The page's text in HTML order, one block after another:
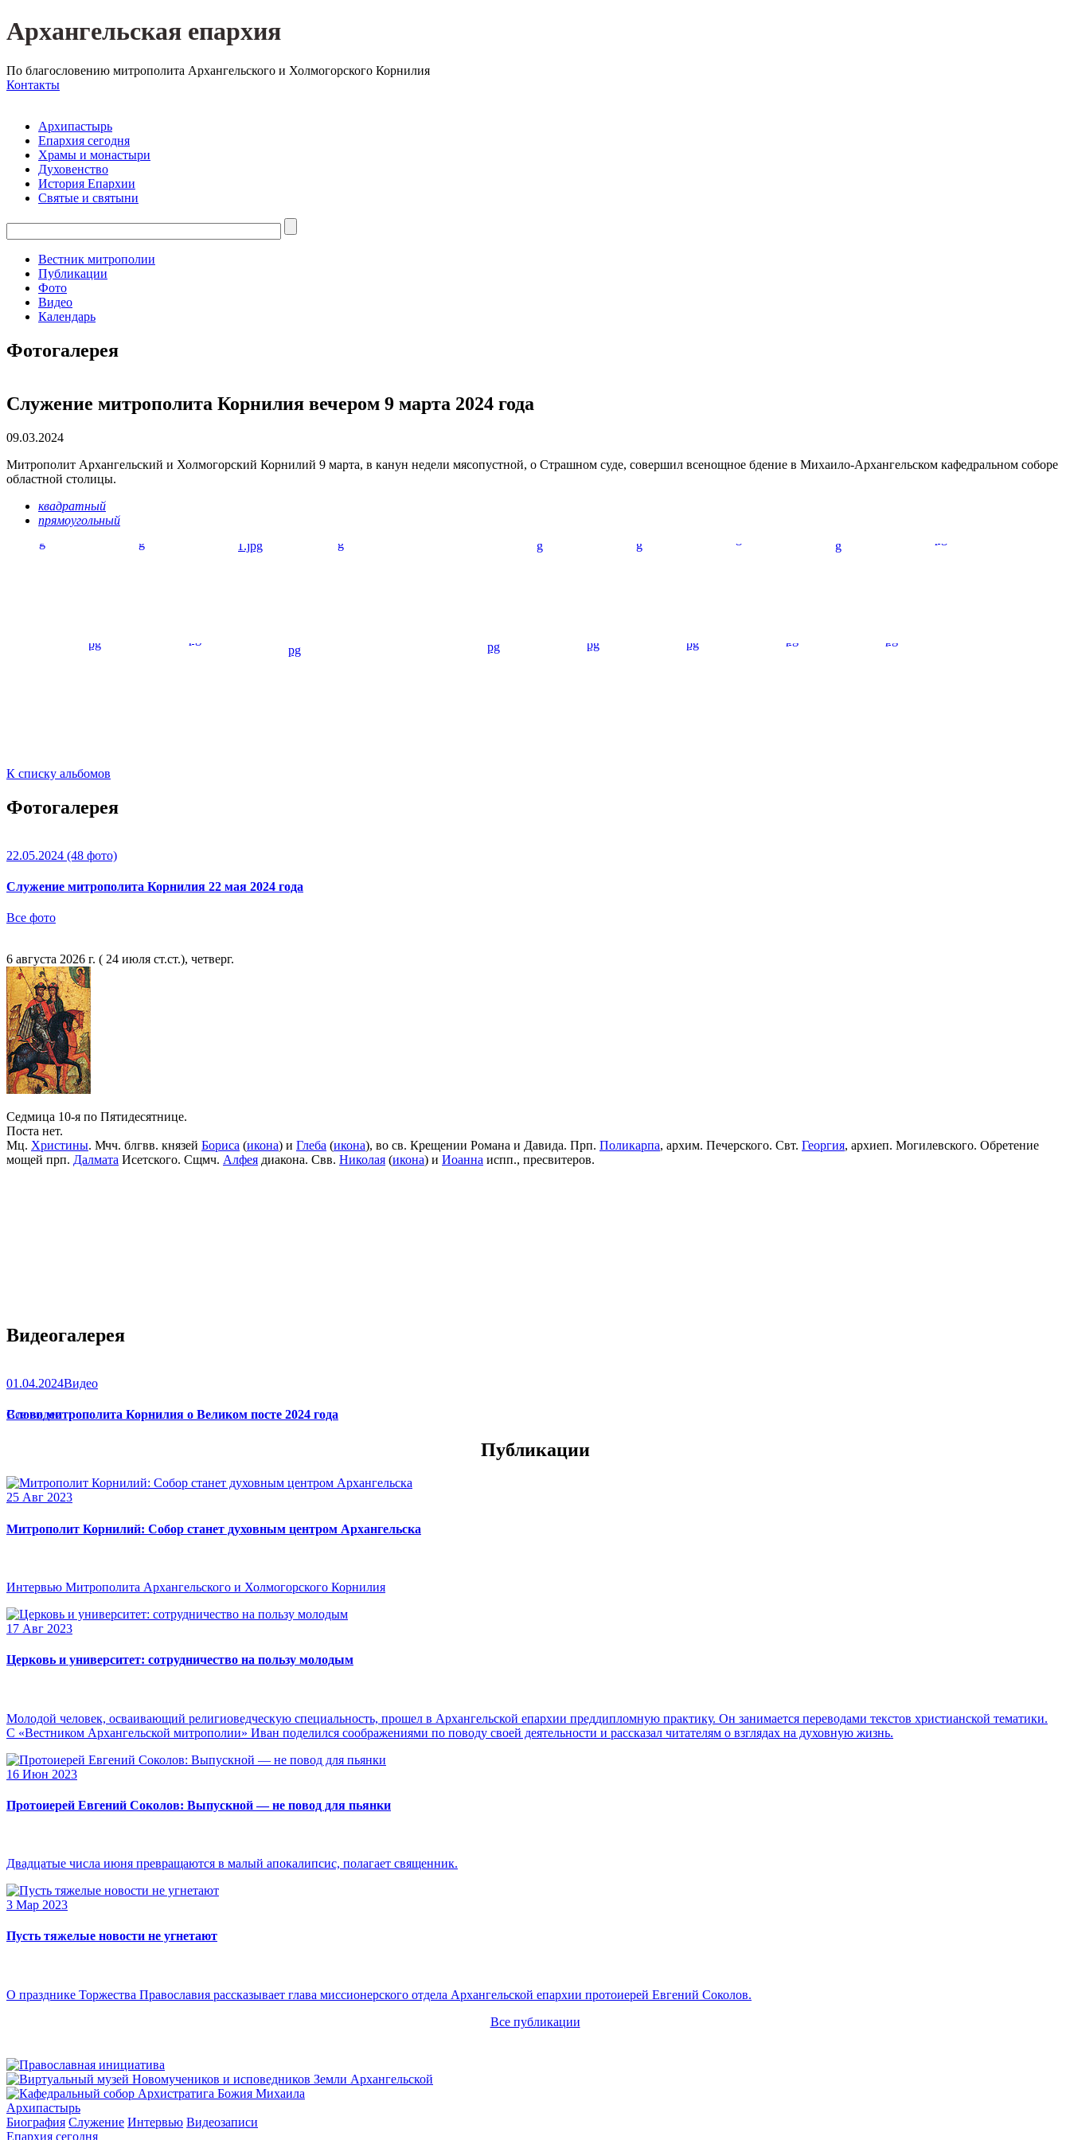
Архангельская епархия
По благословению митрополита Архангельского и Холмогорского Корнилия
Контакты
Архипастырь
Епархия сегодня
Храмы и монастыри
Духовенство
История Епархии
Святые и святыни
Вестник митрополии
Публикации
Фото
Видео
Календарь
Фотогалерея
Служение митрополита Корнилия вечером 9 марта 2024 года
09.03.2024
Митрополит Архангельский и Холмогорский Корнилий 9 марта, в канун недели мясопустной, о Страшном суде, совершил всенощное бдение в Михаило-Архангельском кафедральном соборе
областной столицы.
квадратный
прямоугольный
К списку альбомов
Фотогалерея
22.05.2024 (48 фото)
Служение митрополита Корнилия 22 мая 2024 года
Все фото
6 августа 2026 г. ( 24 июля ст.ст.), четверг.
Седмица 10-я по Пятидесятнице.
Поста нет.
Мц. Христины. Мчч. блгвв. князей Бориса (икона) и Глеба (икона), во св. Крещении Романа и Давида. Прп. Поликарпа, архим. Печерского. Свт. Георгия, архиеп. Могилевского. Обретение
мощей прп. Далмата Исетского. Сщмч. Алфея диакона. Свв. Николая (икона) и Иоанна испп., пресвитеров.
Видеогалерея
01.04.2024Видео
Слово митрополита Корнилия о Великом посте 2024 года
Все видео
Публикации
25 Авг 2023
Митрополит Корнилий: Собор станет духовным центром Архангельска
Интервью Митрополита Архангельского и Холмогорского Корнилия
17 Авг 2023
Церковь и университет: сотрудничество на пользу молодым
Молодой человек, осваивающий религиоведческую специальность, прошел в Архангельской епархии преддипломную практику. Он занимается переводами текстов христианской тематики.
С «Вестником Архангельской митрополии» Иван поделился соображениями по поводу своей деятельности и рассказал читателям о взглядах на духовную жизнь.
16 Июн 2023
Протоиерей Евгений Соколов: Выпускной — не повод для пьянки
Двадцатые числа июня превращаются в малый апокалипсис, полагает священник.
3 Мар 2023
Пусть тяжелые новости не угнетают
О празднике Торжества Православия рассказывает глава миссионерского отдела Архангельской епархии протоиерей Евгений Соколов.
Все публикации
Архипастырь
Биография Служение Интервью Видеозаписи
Епархия сегодня